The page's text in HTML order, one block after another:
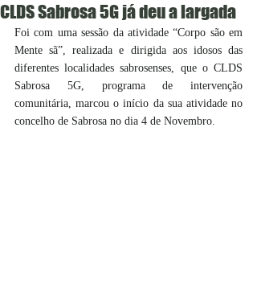
CLDS Sabrosa 5G já deu a largada
Foi com uma sessão da atividade “Corpo são em
Mente sã”, realizada e dirigida aos idosos das
diferentes localidades sabrosenses, que o CLDS
Sabrosa 5G, programa de intervenção
comunitária, marcou o início da sua atividade no
concelho de Sabrosa no dia 4 de Novembro.